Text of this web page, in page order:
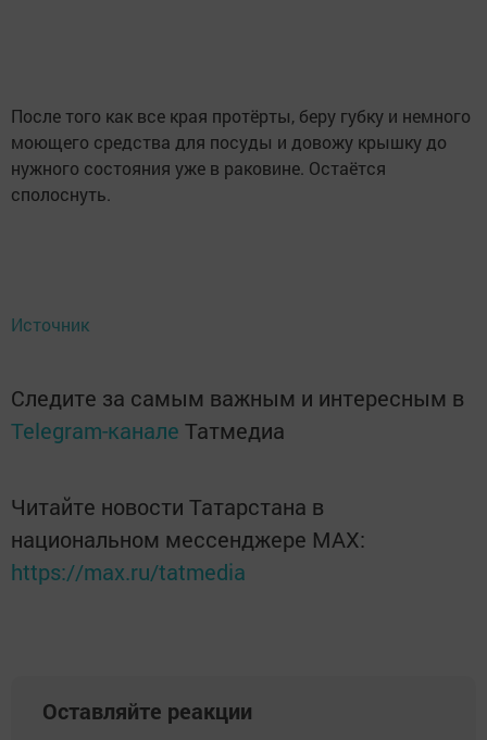
После того как все края протёрты, беру губку и немного
моющего средства для посуды и довожу крышку до
нужного состояния уже в раковине. Остаётся
сполоснуть.
Источник
Следите за самым важным и интересным в
Telegram-канале Татмедиа
Читайте новости Татарстана в
национальном мессенджере MАХ:
https://max.ru/tatmedia
Оставляйте реакции